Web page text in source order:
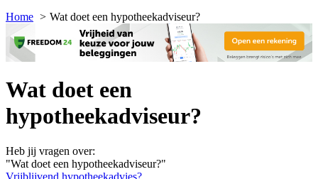
Home
Wat doet een hypotheekadviseur?
Wat doet een
hypotheekadviseur?
Heb jij vragen over:
"Wat doet een hypotheekadviseur?"
Vrijblijvend hypotheekadvies?